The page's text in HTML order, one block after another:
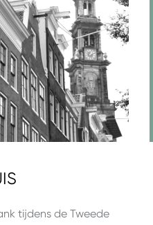
tijdens de Tweede